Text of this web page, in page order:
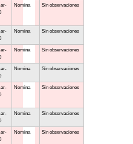
Nomina Sin observaciones
Nomina Sin observaciones
Nomina Sin observaciones
Nomina Sin observaciones
Nomina Sin observaciones
Nomina Sin observaciones
Nomina Sin observaciones